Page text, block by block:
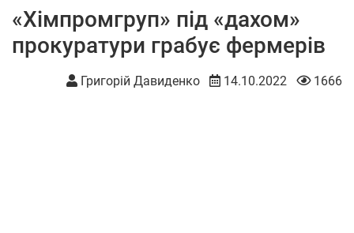
«Хімпромгруп» під «дахом»
прокуратури грабує фермерів
Григорій Давиденко 14.10.2022 1666